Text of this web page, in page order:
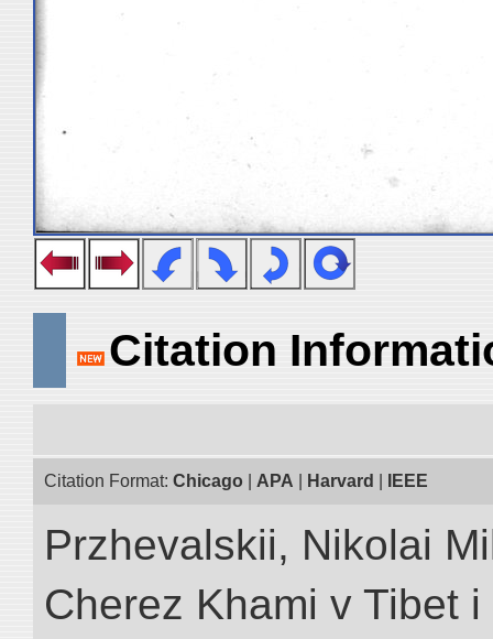
Citation
Citation Format: Chicago APA Harvard IEEE
Przhevalskii, Nikolai
Cherez Khami v Tibet i